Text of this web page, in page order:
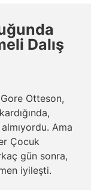
Dalış
Otteson,
Ama
Çocuk
gün sonra,
iyileşti.